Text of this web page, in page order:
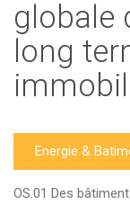
globale
long
Energie &
OS.01 Des